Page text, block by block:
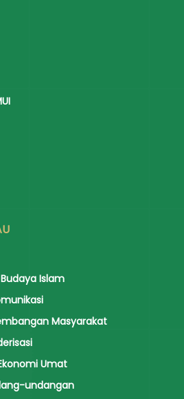
Islam
Masyarakat
Umat
undangan